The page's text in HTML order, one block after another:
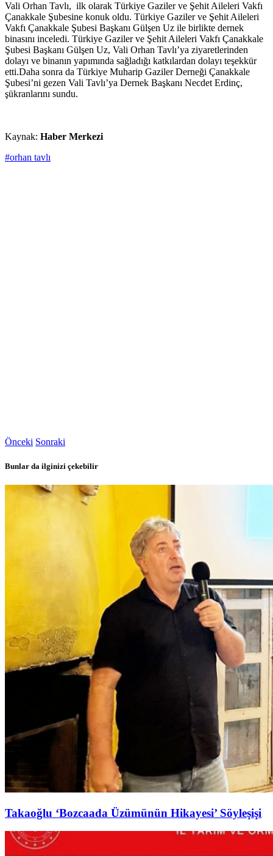
Vali Orhan Tavlı, ilk olarak Türkiye Gaziler ve Şehit Aileleri Vakfı
Çanakkale Şubesine konuk oldu. Türkiye Gaziler ve Şehit Aileleri
Vakfı Çanakkale Şubesi Başkanı Gülşen Uz ile birlikte dernek
binasını inceledi. Türkiye Gaziler ve Şehit Aileleri Vakfı Çanakkale
Şubesi Başkanı Gülşen Uz, Vali Orhan Tavlı’ya ziyaretlerinden
dolayı ve binanın yapımında sağladığı katkılardan dolayı teşekkür
etti.Daha sonra da Türkiye Muharip Gaziler Derneği Çanakkale
Şubesi’ni gezen Vali Tavlı’ya Dernek Başkanı Necdet Erdinç,
şükranlarını sundu.
Kaynak: Haber Merkezi
#orhan tavlı
Önceki Sonraki
Bunlar da ilginizi çekebilir
Takaoğlu ‘Bozcaada Üzümünün Hikayesi’ Söyleşişi